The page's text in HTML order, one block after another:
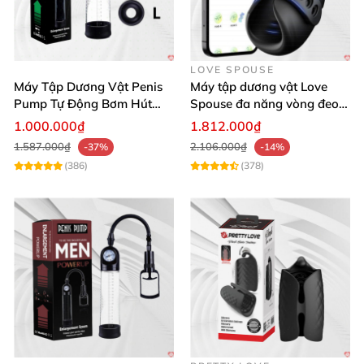
Máy Tập Dương Vật Penis
Pump Tự Động Bơm Hút
Kích Thước Lớn
1.000.000₫
1.587.000₫
-37%
(386)
LOVE SPOUSE
Máy tập dương vật Love
Spouse đa năng vòng đeo
điều khiển qua app tiện lợi
1.812.000₫
2.106.000₫
-14%
(378)